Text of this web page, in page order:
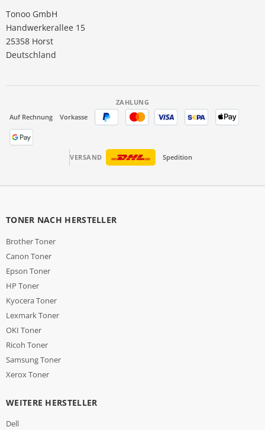
Tonoo GmbH
Handwerkerallee 15
25358 Horst
Deutschland
ZAHLUNG
Auf Rechnung
Vorkasse
VERSAND Spedition
TONER NACH HERSTELLER
Brother Toner
Canon Toner
Epson Toner
HP Toner
Kyocera Toner
Lexmark Toner
OKI Toner
Ricoh Toner
Samsung Toner
Xerox Toner
WEITERE HERSTELLER
Dell